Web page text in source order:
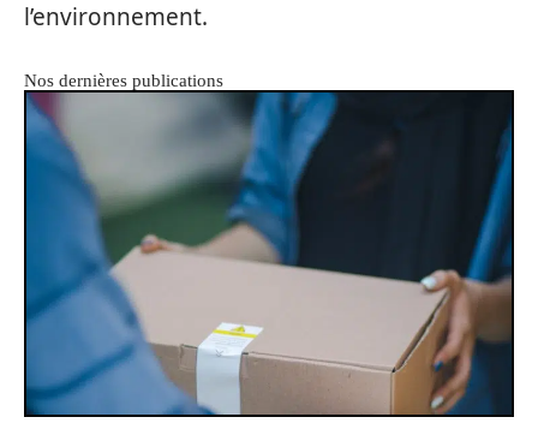
l’environnement.
Nos dernières publications